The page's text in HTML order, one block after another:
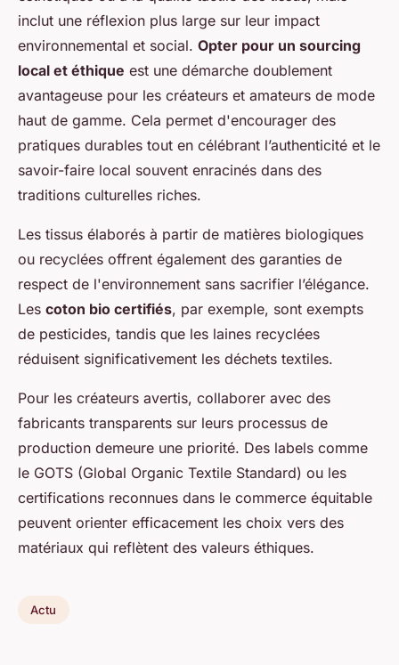
inclut une réflexion plus large sur leur impact
environnemental et social. Opter pour un sourcing
local et éthique est une démarche doublement
avantageuse pour les créateurs et amateurs de mode
haut de gamme. Cela permet d'encourager des
pratiques durables tout en célébrant l’authenticité et le
savoir-faire local souvent enracinés dans des
traditions culturelles riches.
Les tissus élaborés à partir de matières biologiques
ou recyclées offrent également des garanties de
respect de l'environnement sans sacrifier l’élégance.
Les coton bio certifiés, par exemple, sont exempts
de pesticides, tandis que les laines recyclées
réduisent significativement les déchets textiles.
Pour les créateurs avertis, collaborer avec des
fabricants transparents sur leurs processus de
production demeure une priorité. Des labels comme
le GOTS (Global Organic Textile Standard) ou les
certifications reconnues dans le commerce équitable
peuvent orienter efficacement les choix vers des
matériaux qui reflètent des valeurs éthiques.
Actu